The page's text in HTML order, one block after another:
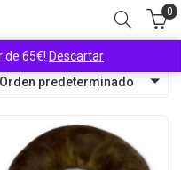
de 65€! Descartar
0
Orden predeterminado